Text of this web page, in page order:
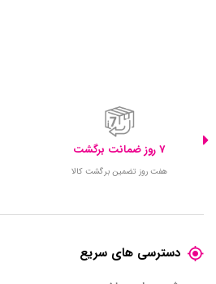
7 روز ضمانت برگشت
هفت روز تضمین برگشت کالا
دسترسی های سریع